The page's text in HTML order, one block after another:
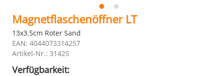
Magnetflaschenöffner LT
13x3.5cm Roter Sand
EAN: 4044073314257
Artikel-Nr.: 31425
Verfügbarkeit: